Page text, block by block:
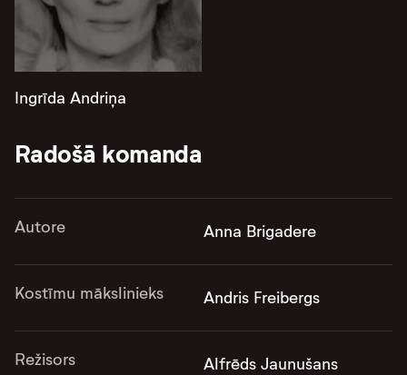
Ingrīda Andriņa
Radošā komanda
Autore Anna Brigadere
Kostīmu mākslinieks Andris Freibergs
Režisors Alfrēds Jaunušans